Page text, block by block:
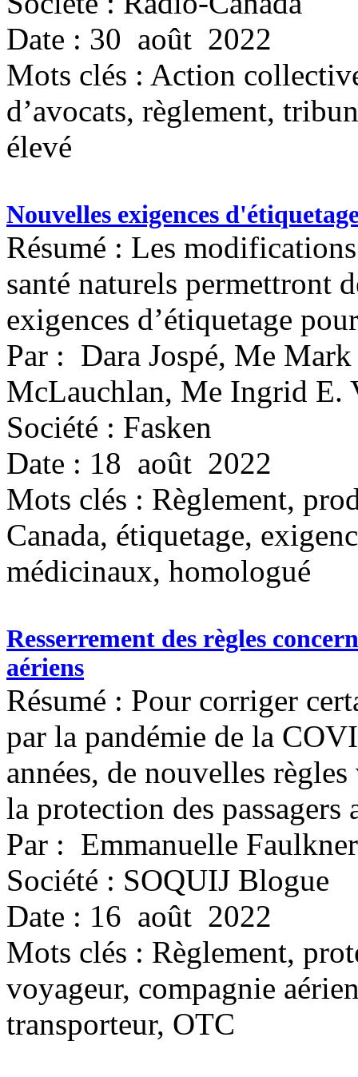
Date : 30 août 2022
Mots clés : Action
d’avocats, règlement,
élevé
Nouvelles exigences
Résumé : Les
santé naturels permettront
exigences d’étiquetage
Par : Dara Jospé, Me
McLauchlan, Me Ingrid E.
Société : Fasken
Date : 18 août 2022
Mots clés : Règlement,
Canada, étiquetage,
médicinaux, homologué
Resserrement des règles
aériens
Résumé : Pour corriger
par la pandémie de la
années, de nouvelles
la protection des passagers
Par : Emmanuelle Faulkner
Société : SOQUIJ Blogue
Date : 16 août 2022
Mots clés : Règlement,
voyageur, compagnie
transporteur, OTC